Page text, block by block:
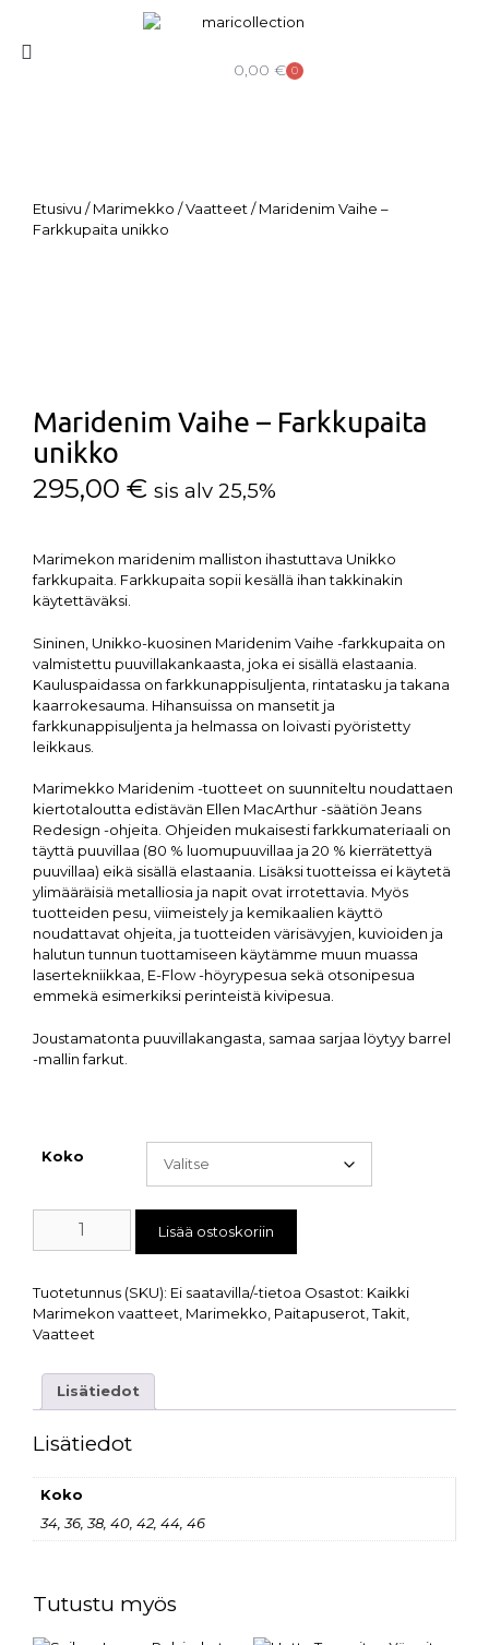
0,00 € 0
Etusivu /Marimekko /Vaatteet / Maridenim Vaihe –
Farkkupaita unikko
Maridenim Vaihe – Farkkupaita
unikko
295,00 € sis alv 25,5%
Marimekon maridenim malliston ihastuttava Unikko
farkkupaita. Farkkupaita sopii kesällä ihan takkinakin
käytettäväksi.
Sininen, Unikko-kuosinen Maridenim Vaihe -farkkupaita on
valmistettu puuvillakankaasta, joka ei sisällä elastaania.
Kauluspaidassa on farkkunappisuljenta, rintatasku ja takana
kaarrokesauma. Hihansuissa on mansetit ja
farkkunappisuljenta ja helmassa on loivasti pyöristetty
leikkaus.
Marimekko Maridenim -tuotteet on suunniteltu noudattaen
kiertotaloutta edistävän Ellen MacArthur -säätiön Jeans
Redesign -ohjeita. Ohjeiden mukaisesti farkkumateriaali on
täyttä puuvillaa (80 % luomupuuvillaa ja 20 % kierrätettyä
puuvillaa) eikä sisällä elastaania. Lisäksi tuotteissa ei käytetä
ylimääräisiä metalliosia ja napit ovat irrotettavia. Myös
tuotteiden pesu, viimeistely ja kemikaalien käyttö
noudattavat ohjeita, ja tuotteiden värisävyjen, kuvioiden ja
halutun tunnun tuottamiseen käytämme muun muassa
lasertekniikkaa, E-Flow -höyrypesua sekä otsonipesua
emmekä esimerkiksi perinteistä kivipesua.
Joustamatonta puuvillakangasta, samaa sarjaa löytyy barrel
-mallin farkut.
Koko
Lisää ostoskoriin
Tuotetunnus (SKU): Ei saatavilla/-tietoa Osastot: Kaikki
Marimekon vaatteet Marimekko Paitapuserot ,Takit
Vaatteet
Lisätiedot
Lisätiedot
Koko
34, 36, 38, 40, 42, 44, 46
Tutustu myös